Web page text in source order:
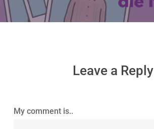
Leave a Reply
My comment is..